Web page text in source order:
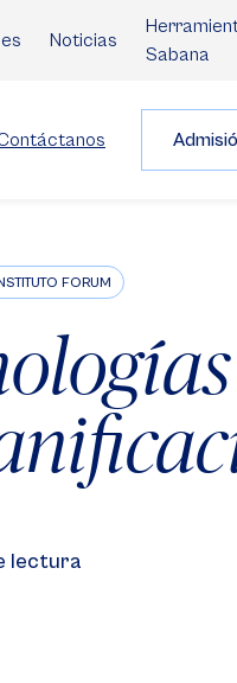
Noticias
Sabana
FORUM
lectura